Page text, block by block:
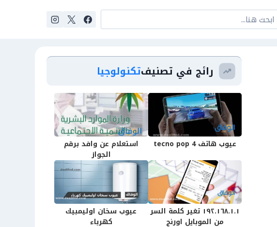
رائج في تصنيفتكنولوجيا
عيوب هاتف tecno pop 4
استعلام عن وافد برقم
الجواز
١٩٢.١٦٨.١.١ تغير كلمة السر
من الموبايل اورنج
عيوب سخان اوليمبيك
كهرباء